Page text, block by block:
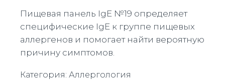
Пищевая панель IgE №19 определяет
специфические IgE к группе пищевых
аллергенов и помогает найти вероятную
причину симптомов.
Категория: Аллергология